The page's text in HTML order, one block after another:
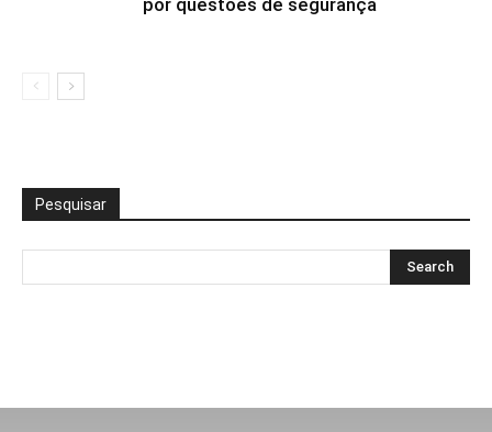
por questões de segurança
Pesquisar